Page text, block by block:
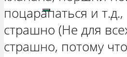
поцарапаться и
страшно (Не для
страшно, потому